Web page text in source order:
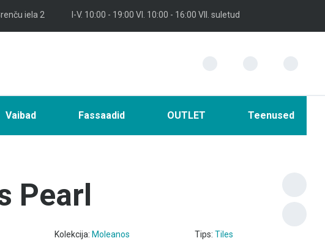
iela 2 I-V. 10:00 - 19:00 VI. 10:00 - 16:00 VII. suletud
Vaibad Fassaadid OUTLET Teenused
Pearl
Kolekcija: Moleanos Tips: Tiles